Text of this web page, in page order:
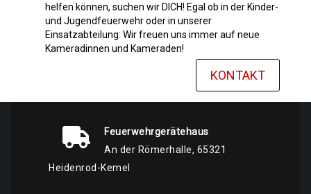
helfen können, suchen wir DICH! Egal ob in der Kinder-
und Jugendfeuerwehr oder in unserer
Einsatzabteilung: Wir freuen uns immer auf neue
Kameradinnen und Kameraden!
KONTAKT
Feuerwehrgerätehaus
An der Römerhalle, 65321
Heidenrod-Kemel